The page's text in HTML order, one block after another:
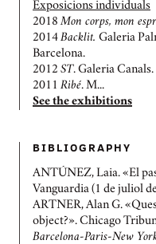
Exposicions individuals
2018Mon corps, mon
2014 Backlit. Galeria
Barcelona.
2012 ST . Galeria
2011 Ribé. M...
See the exhibitions
BIBLIOGRAPHY
ANTÚNEZ, Laia. «El
Vanguardia (1 de juliol
ARTNER, Alan G.
object?». Chicago
Barcelona-Paris-New